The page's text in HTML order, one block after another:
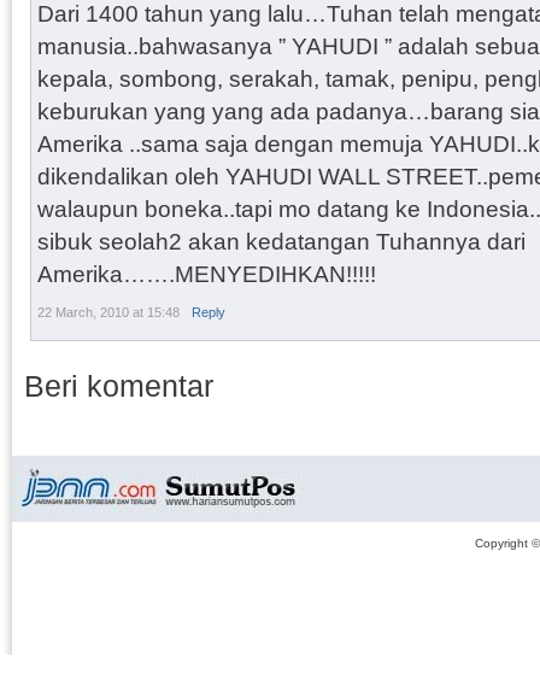
Dari 1400 tahun yang lalu…Tuhan telah
manusia..bahwasanya ” YAHUDI ” adalah
kepala, sombong, serakah, tamak, penipu,
keburukan yang yang ada padanya…barang
Amerika ..sama saja dengan memuja
dikendalikan oleh YAHUDI WALL
walaupun boneka..tapi mo datang ke
sibuk seolah2 akan kedatangan Tuhannya dari
Amerika…….MENYEDIHKAN!!!!!
22 March, 2010 at 15:48 Reply
Beri komentar
Copyright